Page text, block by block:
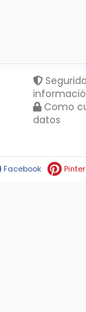
Como
datos
Facebook